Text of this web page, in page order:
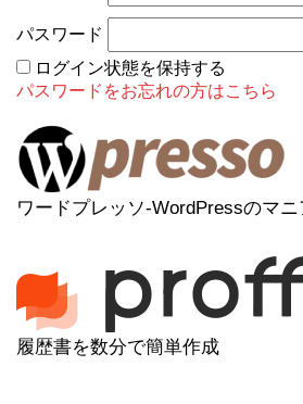
パスワード
ログイン状態を保持する
パスワードをお忘れの方はこちら
ワードプレッソ-WordPressのマ
履歴書を数分で簡単作成